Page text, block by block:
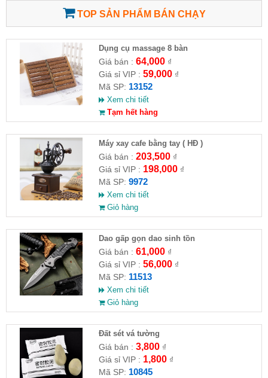
TOP SẢN PHẨM BÁN CHẠY
Dụng cụ massage 8 bàn
Giá bán : 64,000₫
Giá sỉ VIP : 59,000₫
Mã SP: 13152
Xem chi tiết
Tạm hết hàng
Máy xay cafe bằng tay ( HĐ )
Giá bán : 203,500₫
Giá sỉ VIP : 198,000₫
Mã SP: 9972
Xem chi tiết
Giỏ hàng
Dao gấp gọn dao sinh tồn
Giá bán : 61,000₫
Giá sỉ VIP : 56,000₫
Mã SP: 11513
Xem chi tiết
Giỏ hàng
Đất sét vá tường
Giá bán : 3,800₫
Giá sỉ VIP : 1,800₫
Mã SP: 10845